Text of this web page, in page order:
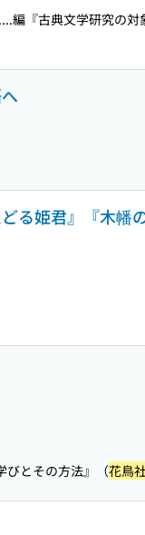
...編『古典文学研究の対
る姫君』『木幡
びとその方法』（花鳥